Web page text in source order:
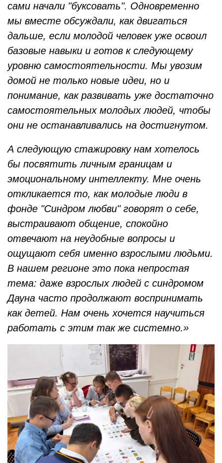
сами начали "буксовать". Одновременно
мы вместе обсуждали, как двигаться
дальше, если молодой человек уже освоил
базовые навыки и готов к следующему
уровню самостоятельности. Мы увозим
домой не только новые идеи, но и
понимание, как развивать уже достаточно
самостоятельных молодых людей, чтобы
они не останавливались на достигнутом.
А следующую стажировку нам хотелось
бы посвятить личным границам и
эмоциональному интеллекту. Мне очень
откликается то, как молодые люди в
фонде "Синдром любви" говорят о себе,
выстраивают общение, спокойно
отвечают на неудобные вопросы и
ощущают себя именно взрослыми людьми.
В нашем регионе это пока непростая
тема: даже взрослых людей с синдромом
Дауна часто продолжают воспринимать
как детей. Нам очень хочется научиться
работать с этим так же системно.»